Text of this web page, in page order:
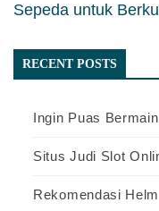
Sepeda untuk
RECENT POSTS
Ingin Puas
Situs Judi Slot
Rekomendasi